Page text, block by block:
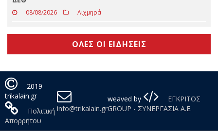
08/08/2026 Τοπικά - Θεσσαλικά
Και πριν και μετά τον πρωθυπουργό ο Τσίπρας στη
08/08/2026 Αιχμηρά